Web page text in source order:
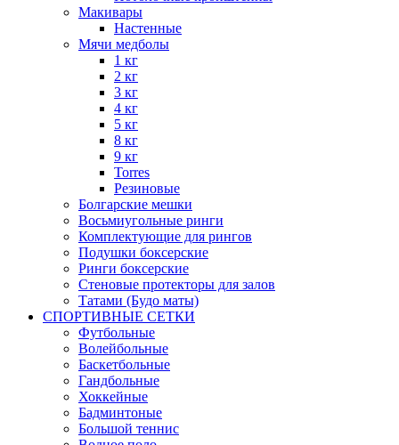
Макивары
Настенные
Мячи медболы
1 кг
2 кг
3 кг
4 кг
5 кг
8 кг
9 кг
Torres
Резиновые
Болгарские мешки
Восьмиугольные ринги
Комплектующие для рингов
Подушки боксерские
Ринги боксерские
Стеновые протекторы для залов
Татами (Будо маты)
СПОРТИВНЫЕ СЕТКИ
Футбольные
Волейбольные
Баскетбольные
Гандбольные
Хоккейные
Бадминтоные
Большой теннис